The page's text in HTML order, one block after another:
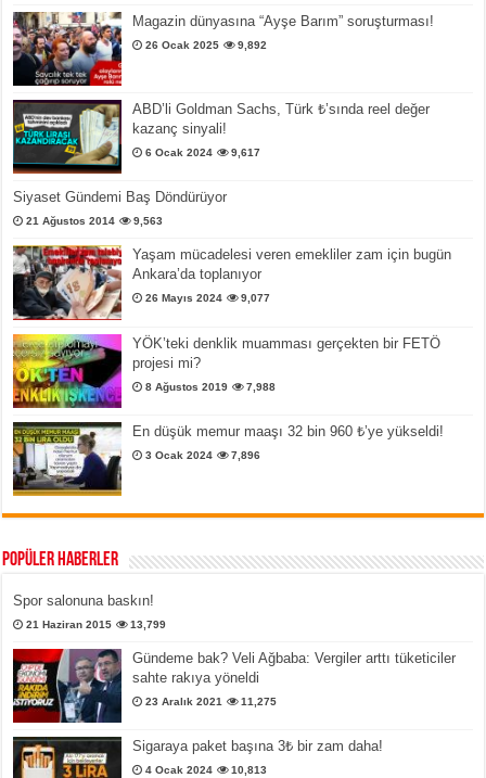
Magazin dünyasına “Ayşe Barım” soruşturması!
26 Ocak 2025 9,892
ABD’li Goldman Sachs, Türk ₺’sında reel değer
kazanç sinyali!
6 Ocak 2024 9,617
Siyaset Gündemi Baş Döndürüyor
21 Ağustos 2014 9,563
Yaşam mücadelesi veren emekliler zam için bugün
Ankara’da toplanıyor
26 Mayıs 2024 9,077
YÖK’teki denklik muamması gerçekten bir FETÖ
projesi mi?
8 Ağustos 2019 7,988
En düşük memur maaşı 32 bin 960 ₺’ye yükseldi!
3 Ocak 2024 7,896
Popüler Haberler
Spor salonuna baskın!
21 Haziran 2015 13,799
Gündeme bak? Veli Ağbaba: Vergiler arttı tüketiciler
sahte rakıya yöneldi
23 Aralık 2021 11,275
Sigaraya paket başına 3₺ bir zam daha!
4 Ocak 2024 10,813